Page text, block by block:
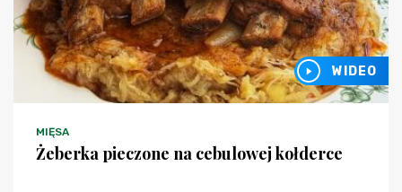
WIDEO
MIĘSA
Żeberka pieczone na cebulowej kołderce